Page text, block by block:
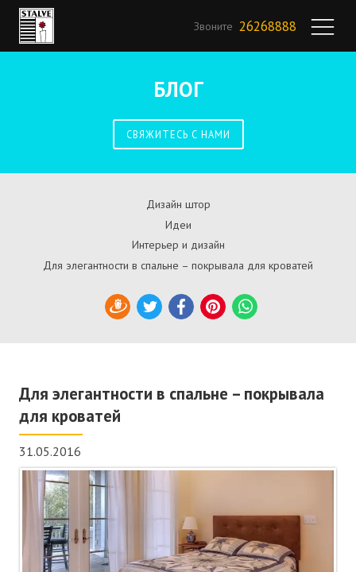
Звоните 26268888
БЛОГ
СВЯЖИТЕСЬ С НАМИ
Дизайн штор
Идеи
Интерьер и дизайн
Для элегантности в спальне – покрывала для кроватей
DraugiemTwitterFacebookPinterestWhatsApp
Для элегантности в спальне – покрывала
для кроватей
31.05.2016